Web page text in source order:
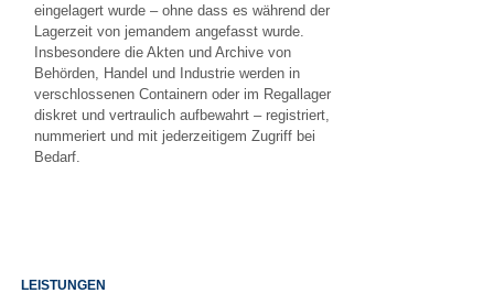
eingelagert wurde – ohne dass es während der
Lagerzeit von jemandem angefasst wurde.
Insbesondere die Akten und Archive von
Behörden, Handel und Industrie werden in
verschlossenen Containern oder im Regallager
diskret und vertraulich aufbewahrt – registriert,
nummeriert und mit jederzeitigem Zugriff bei
Bedarf.
Navigation
LEISTUNGEN